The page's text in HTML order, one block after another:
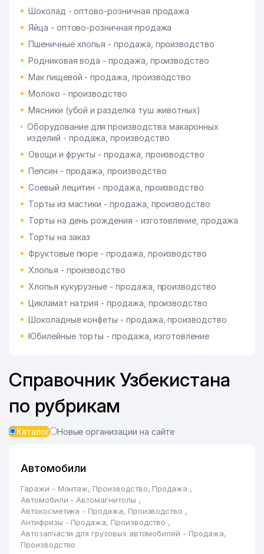
Шоколад - оптово-розничная продажа
Яйца - оптово-розничная продажа
Пшеничные хлопья - продажа, производство
Родниковая вода - продажа, производство
Мак пищевой - продажа, производство
Молоко - производство
Мясники (убой и разделка туш животных)
Оборудование для производства макаронных
изделий - продажа, производство
Овощи и фрукты - продажа, производство
Пепсин - продажа, производство
Соевый лецитин - продажа, производство
Торты из мастики - продажа, производство
Торты на день рождения - изготовление, продажа
Торты на заказ
Фруктовые пюре - продажа, производство
Хлопья - производство
Хлопья кукурузные - продажа, производство
Цикламат натрия - продажа, производство
Шоколадные конфеты - продажа, производство
Юбилейные торты - продажа, изготовление
Справочник Узбекистана
по рубрикам
Каталог Новые организации на сайте
Автомобили
Гаражи - Монтаж, Производство, Продажа ,
Автомобили - Автомагнитолы ,
Автокосметика - Продажа, Производство ,
Антифризы - Продажа, Производство ,
Автозапчасти для грузовых автомобилей - Продажа,
Производство